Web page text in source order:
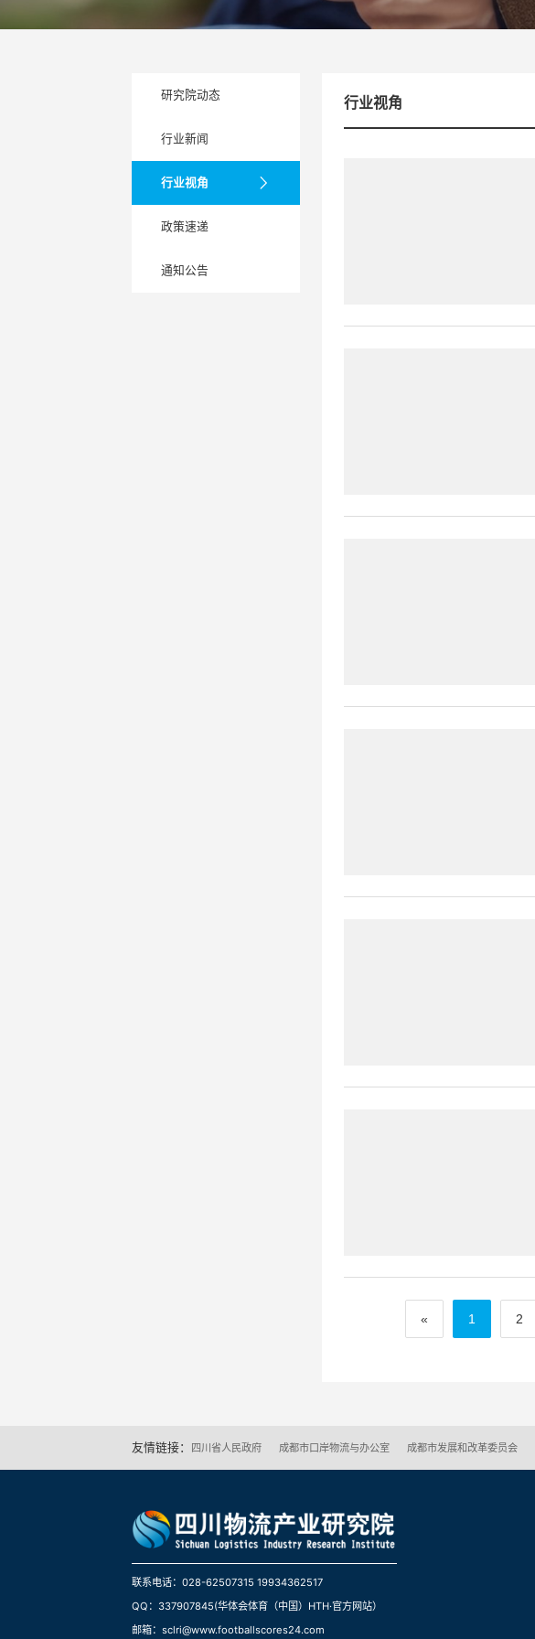
研究院动态
行业新闻
行业视角
政策速递
通知公告
行业视角
« 1 2
友情链接： 四川省人民政府 成都市口岸物流与办公室 成都市发展和改革委员会
联系电话：028-62507315 19934362517
QQ：337907845(华体会体育（中国）HTH·官方网站）
邮箱：sclri@www.footballscores24.com